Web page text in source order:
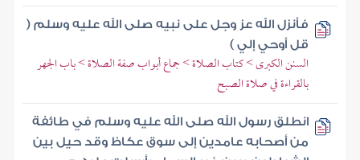
فأنزل الله عز وجل على نبيه صلى الله عليه وسلم (
قل أوحي إلي )
السنن الكبرى > كتاب الصلاة > جماع أبواب صفة الصلاة > باب الجهر
بالقراءة في صلاة الصبح
انطلق رسول الله صلى الله عليه وسلم في طائفة
من أصحابه عامدين إلى سوق عكاظ وقد حيل بين